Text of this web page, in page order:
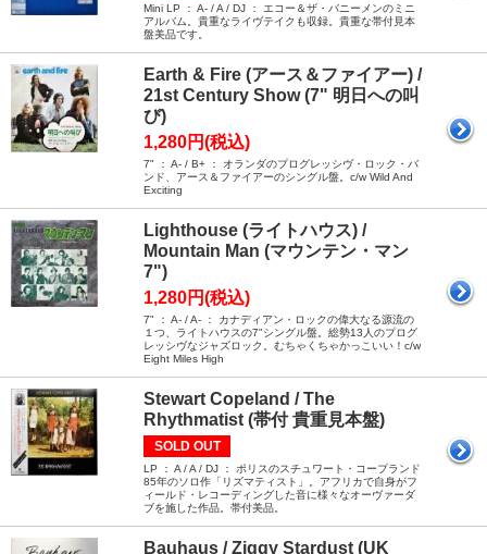
Mini LP ： A- / A / DJ ： エコー＆ザ・バニーメンのミニ
アルバム。貴重なライヴテイクも収録。貴重な帯付見本
盤美品です。
Earth & Fire (アース＆ファイアー) /
21st Century Show (7" 明日への叫
び)
1,280円(税込)
7" ： A- / B+ ： オランダのプログレッシヴ・ロック・バ
ンド、アース＆ファイアーのシングル盤。c/w Wild And
Exciting
Lighthouse (ライトハウス) /
Mountain Man (マウンテン・マン
7")
1,280円(税込)
7" ： A- / A- ： カナディアン・ロックの偉大なる源流の
１つ、ライトハウスの7"シングル盤。総勢13人のプログ
レッシヴなジャズロック。むちゃくちゃかっこいい！c/w
Eight Miles High
Stewart Copeland / The
Rhythmatist (帯付 貴重見本盤)
SOLD OUT
LP ： A / A / DJ ： ポリスのスチュワート・コープランド
85年のソロ作「リズマティスト」。アフリカで自身がフ
ィールド・レコーディングした音に様々なオーヴァーダ
ブを施した作品。帯付美品。
Bauhaus / Ziggy Stardust (UK